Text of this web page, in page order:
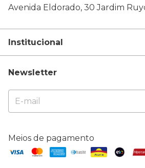
Avenida Eldorado, 30 Jardim
Institucional
Newsletter
Meios de pagamento